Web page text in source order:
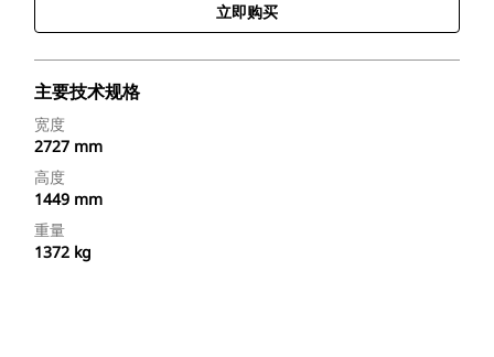
立即购买
主要技术规格
宽度
2727 mm
高度
1449 mm
重量
1372 kg